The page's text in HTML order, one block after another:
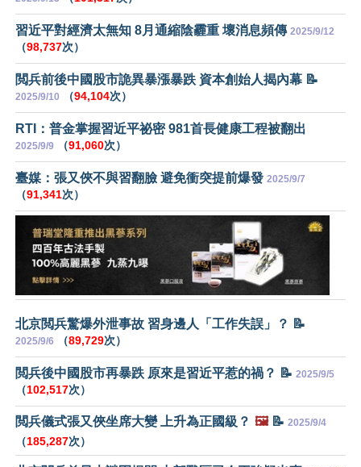
習近平對經濟太無知 8月通縮陰霾重 壞消息頻傳 2025/9/12
（98,737次）
閲兵前後中國股市詭異暴漲暴跌 資本創始人揭內幕 📝
2025/9/10 （94,104次）
RTI：普金掌握習近平祕密 981首長健康工程被翻出
2025/9/9 （91,060次）
臺媒：張又俠不與習翻臉 避免衝突提前爆發 2025/9/7
（91,341次）
北京閲兵驚爆外泄事故 習身邊人「工作失誤」？ 📝
2025/9/6 （89,729次）
閲兵後中國股市再暴跌 原來是習近平惹的禍？ 📝 2025/9/5
（102,517次）
閲兵儀式張又俠坐席大變 上升為正國級？ 🖼️📝 2025/9/4
（185,287次）